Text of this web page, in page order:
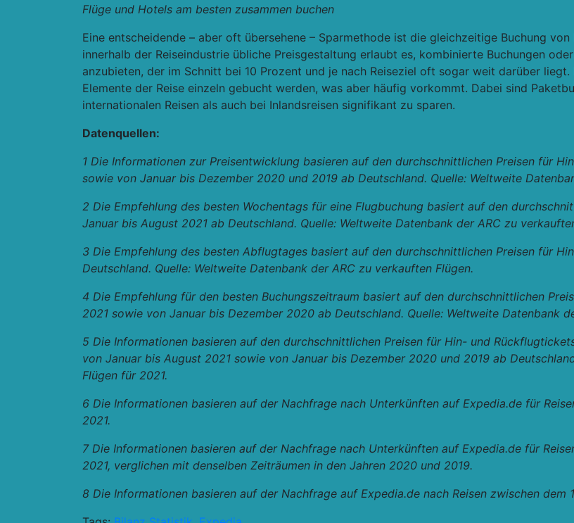
Flüge und Hotels am besten zusammen buchen
Eine entscheidende – aber oft übersehene – Sparmethode ist die gleichzeitige Buchung
innerhalb der Reiseindustrie übliche Preisgestaltung erlaubt es, kombinierte Buchungen
anzubieten, der im Schnitt bei 10 Prozent und je nach Reiseziel oft sogar weit darüber
Elemente der Reise einzeln gebucht werden, was aber häufig vorkommt. Dabei sind
internationalen Reisen als auch bei Inlandsreisen signifikant zu sparen.
Datenquellen:
1 Die Informationen zur Preisentwicklung basieren auf den durchschnittlichen Preisen für
sowie von Januar bis Dezember 2020 und 2019 ab Deutschland. Quelle: Weltweite
2 Die Empfehlung des besten Wochentags für eine Flugbuchung basiert auf den
Januar bis August 2021 ab Deutschland. Quelle: Weltweite Datenbank der ARC zu
3 Die Empfehlung des besten Abflugtages basiert auf den durchschnittlichen Preisen für
Deutschland. Quelle: Weltweite Datenbank der ARC zu verkauften Flügen.
4 Die Empfehlung für den besten Buchungszeitraum basiert auf den durchschnittlichen
2021 sowie von Januar bis Dezember 2020 ab Deutschland. Quelle: Weltweite Datenbank
5 Die Informationen basieren auf den durchschnittlichen Preisen für Hin- und
von Januar bis August 2021 sowie von Januar bis Dezember 2020 und 2019 ab
Flügen für 2021.
6 Die Informationen basieren auf der Nachfrage nach Unterkünften auf Expedia.de für
2021.
7 Die Informationen basieren auf der Nachfrage nach Unterkünften auf Expedia.de für
2021, verglichen mit denselben Zeiträumen in den Jahren 2020 und 2019.
8 Die Informationen basieren auf der Nachfrage auf Expedia.de nach Reisen zwischen dem